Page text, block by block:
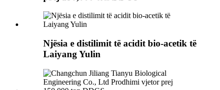
Njësia e distilimit të acidit bio-acetik të
Laiyang Yulin